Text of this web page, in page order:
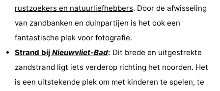
rustzoekers en natuurliefhebbers. Door de afwisseling
van zandbanken en duinpartijen is het ook een
fantastische plek voor fotografie.
Strand bij Nieuwvliet-Bad: Dit brede en uitgestrekte
zandstrand ligt iets verderop richting het noorden. Het
is een uitstekende plek om met kinderen te spelen, te